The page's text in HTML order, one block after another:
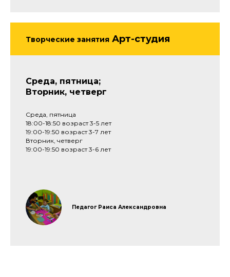
Творческие занятия Арт-студия
Среда, пятница;
Вторник, четверг
Среда, пятница
18:00-18:50 возраст 3-5 лет
19:00-19:50 возраст 3-7 лет
Вторник, четверг
19:00-19:50 возраст 3-6 лет
Педагог Раиса Александровна